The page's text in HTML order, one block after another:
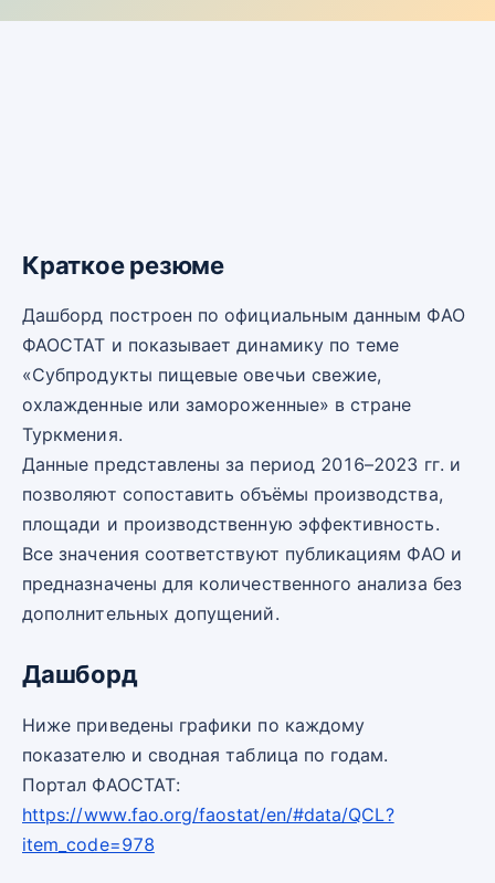
Краткое резюме
Дашборд построен по официальным данным ФАО
ФАОСТАТ и показывает динамику по теме
«Субпродукты пищевые овечьи свежие,
охлажденные или замороженные» в стране
Туркмения.
Данные представлены за период 2016–2023 гг. и
позволяют сопоставить объёмы производства,
площади и производственную эффективность.
Все значения соответствуют публикациям ФАО и
предназначены для количественного анализа без
дополнительных допущений.
Дашборд
Ниже приведены графики по каждому
показателю и сводная таблица по годам.
Портал ФАОСТАТ:
https://www.fao.org/faostat/en/#data/QCL?
item_code=978